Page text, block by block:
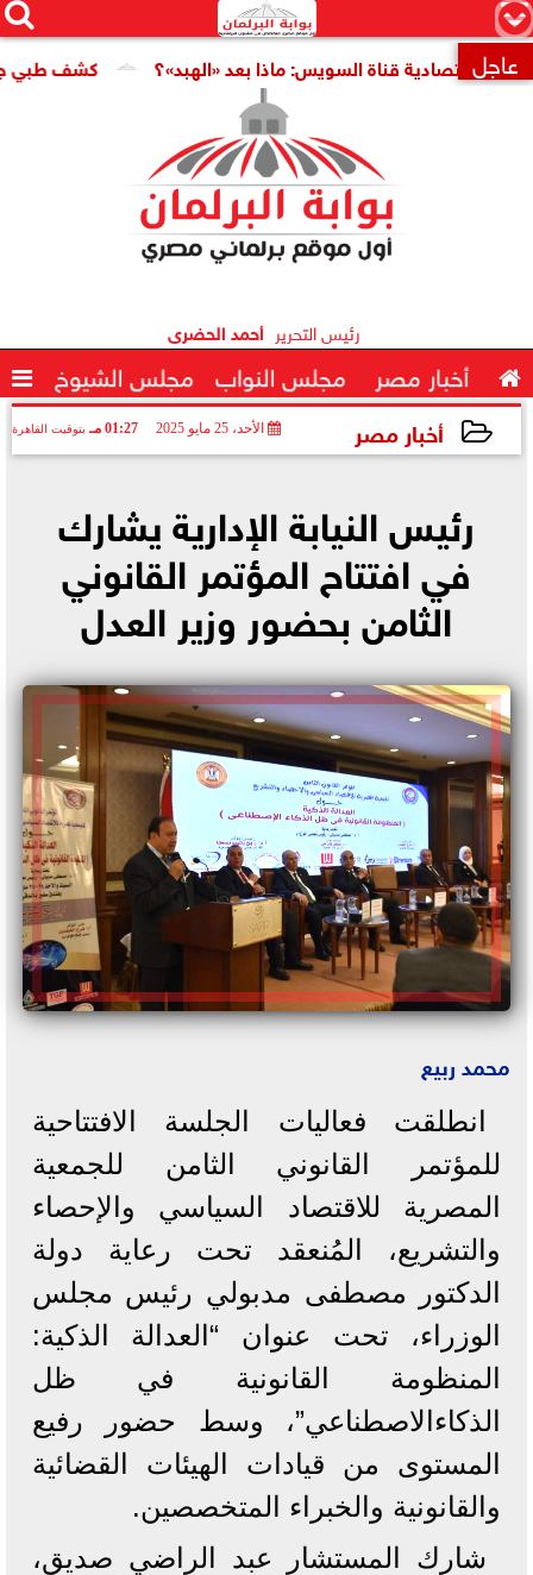
×


 عاجل كشف طبي جديد يمهد قناة السويس: ماذا بعد «الهبد»؟
رئيس التحرير أحمد الحضرى
 أخبار مصر مجلس النواب مجلس الشيوخ 
أخبار مصر الأحد، 25 مايو 2025 01:27 مـ بتوقيت القاهرة
رئيس النيابة الإدارية يشارك
في افتتاح المؤتمر القانوني
الثامن بحضور وزير العدل
محمد ربيع
انطلقت فعاليات الجلسة الافتتاحية
للمؤتمر القانوني الثامن للجمعية
المصرية للاقتصاد السياسي والإحصاء
والتشريع، المُنعقد تحت رعاية دولة
الدكتور مصطفى مدبولي رئيس مجلس
الوزراء، تحت عنوان “العدالة الذكية:
المنظومة القانونية في ظل
الذكاءالاصطناعي”، وسط حضور رفيع
المستوى من قيادات الهيئات القضائية
والقانونية والخبراء المتخصصين.
شارك المستشار عبد الراضي صديق،